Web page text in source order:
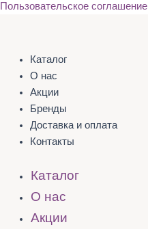
Пользовательское соглашение
Каталог
О нас
Акции
Бренды
Доставка и оплата
Контакты
Каталог
О нас
Акции